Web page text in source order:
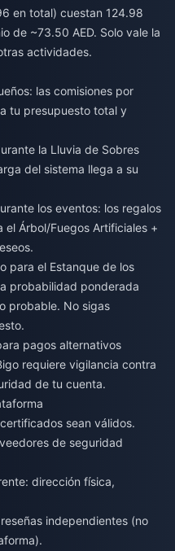
en total) cuestan 124.98
de ~73.50 AED. Solo vale la
actividades.
las comisiones por
tu presupuesto total y
la Lluvia de Sobres
del sistema llega a su
los eventos: los regalos
Árbol/Fuegos Artificiales +
para el Estanque de los
probabilidad ponderada
probable. No sigas
pagos alternativos
requiere vigilancia contra
de tu cuenta.
sean válidos.
de seguridad
dirección física,
independientes (no